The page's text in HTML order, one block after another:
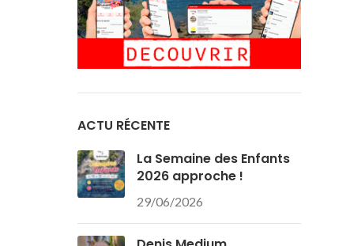
ACTU RÉCENTE
La Semaine des Enfants
2026 approche !
29/06/2026